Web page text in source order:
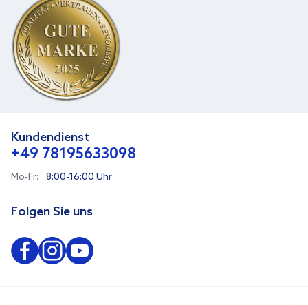
Kundendienst
+49 78195633098
Mo-Fr: 8:00-16:00 Uhr
Folgen Sie uns